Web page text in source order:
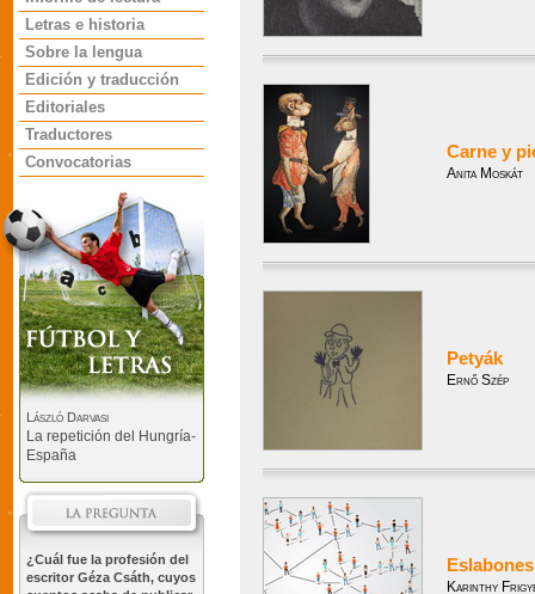
Letras e historia
Sobre la lengua
Edición y traducción
Editoriales
Traductores
Convocatorias
László Darvasi
La repetición del Hungría-
España
¿Cuál fue la profesión del
escritor Géza Csáth, cuyos
Carne y
Anita Moskát
Petyák
Ernő Szép
Eslabones
Karinthy